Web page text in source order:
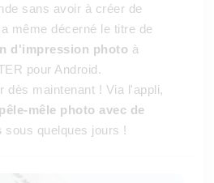
sans avoir à créer de
même décerné le titre de
d'impression photo à
pour Android.
dès maintenant ! Via l'appli,
pêle-mêle photo avec de
sous quelques jours !